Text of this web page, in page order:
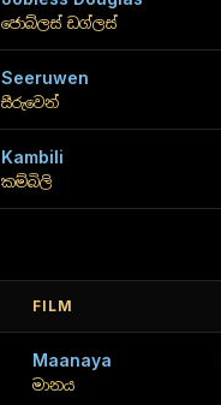
ජොබ්ලස් ඩග්ලස්
Seeruwen
සීරුවෙන්
Kambili
කම්බිලි
FILM
Maanaya
මානය